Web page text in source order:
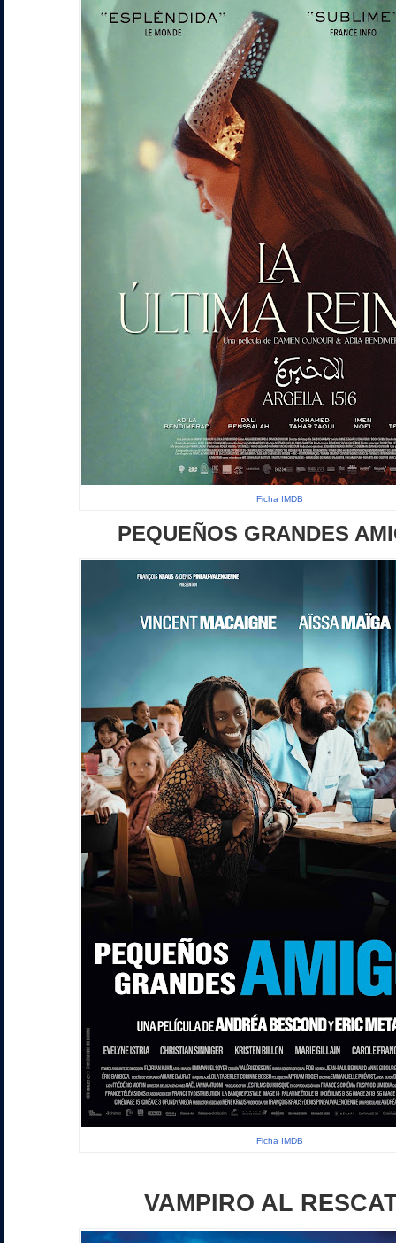
Ficha IMDB
PEQUEÑOS GRANDES
Ficha IMDB
VAMPIRO AL